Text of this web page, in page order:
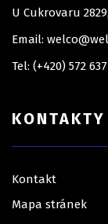
U Cukrovaru
Email:
Tel: (+420) 572
KONTAKTY
Kontakt
Mapa stránek